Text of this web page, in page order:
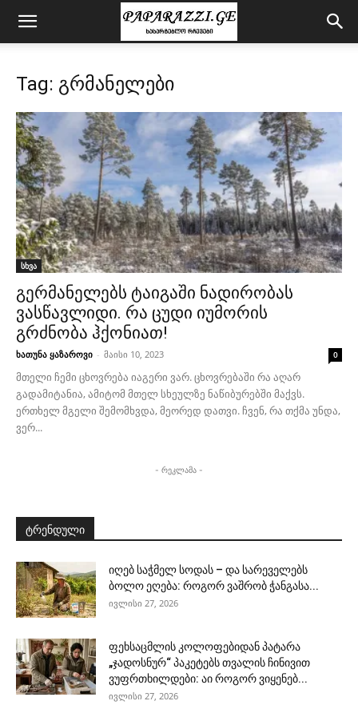
Tag: გრმანელები
სხვა
გერმანელებს ტაიგაში ნადირობას
ვასწავლიდი. რა ცუდი იუმორის
გრძნობა ჰქონიათ!
ხათუნა ყაზაროვი - მაისი 10, 2023 0
მთელი ჩემი ცხოვრება იაგერი ვარ. ცხოვრებაში რა აღარ
გადამიტანია, ამიტომ მთელ სხეულზე ნაწიბურებში მაქვს.
ერთხელ მგელი შემომხვდა, მეორედ დათვი. ჩვენ, რა თქმა უნდა,
ვერ...
- რეკლამა -
ტრენდული
იღებ საჭმელ სოდას – და სარეველებს
ბოლო ეღება: როგორ ვაშრობ ჭანგასა...
ივლისი 27, 2026
ფეხსაცმლის კოლოფებიდან პატარა
„ჯადოსნურ“ პაკეტებს თვალის ჩინივით
ვუფრთხილდები: აი როგორ ვიყენებ...
ივლისი 27, 2026